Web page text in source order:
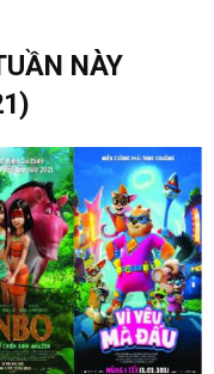
NÀY